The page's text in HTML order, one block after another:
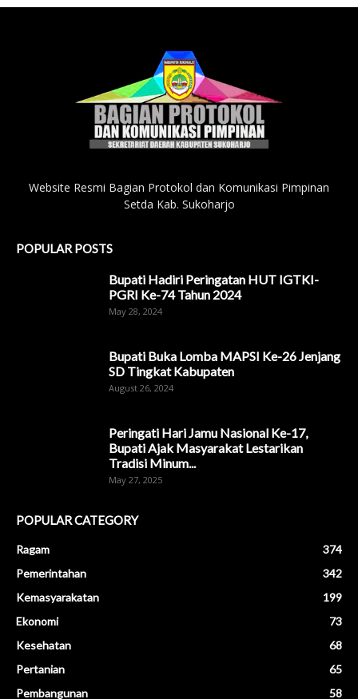
Website Resmi Bagian Protokol dan Komunikasi Pimpinan
Setda Kab. Sukoharjo
POPULAR POSTS
Bupati Hadiri Peringatan HUT IGTKI-
PGRI Ke-74 Tahun 2024
May 28, 2024
Bupati Buka Lomba MAPSI Ke-26 Jenjang
SD Tingkat Kabupaten
August 26, 2024
Peringati Hari Jamu Nasional Ke-17,
Bupati Ajak Masyarakat Lestarikan
Tradisi Minum...
May 27, 2025
POPULAR CATEGORY
Ragam
374
Pemerintahan
342
Kemasyarakatan
199
Ekonomi
73
Kesehatan
68
Pertanian
65
Pembangunan
58